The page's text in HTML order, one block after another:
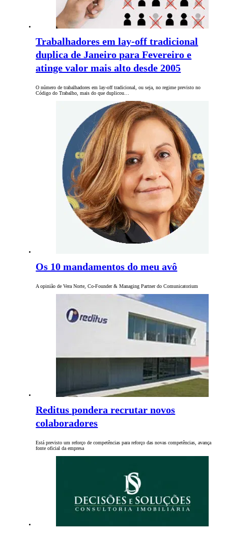
Trabalhadores em lay-off tradicional
duplica de Janeiro para Fevereiro e
atinge valor mais alto desde 2005
O número de trabalhadores em lay-off tradicional, ou seja, no regime previsto no
Código do Trabalho, mais do que duplicou…
Os 10 mandamentos do meu avô
A opinião de Vera Norte, Co-Founder & Managing Partner do Comunicatorium
Reditus pondera recrutar novos
colaboradores
Está previsto um reforço de competências para reforço das novas competências, avança
fonte oficial da empresa